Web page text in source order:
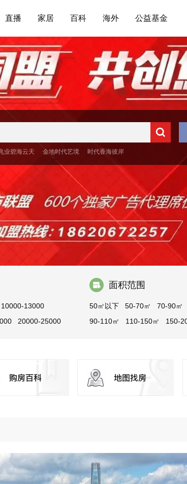
直播 家居 百科 海外 公益基金
业碧海云天 金地时代艺境 时代香海彼岸
10000-13000
20000-25000
面积范围
50㎡以下 50-70㎡
70-90㎡
90-110㎡
110-150㎡
150-